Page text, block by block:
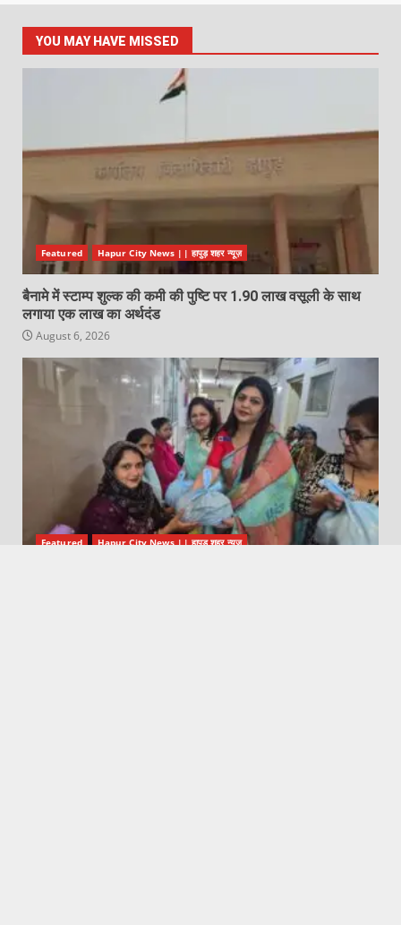
YOU MAY HAVE MISSED
Featured Hapur City News || हापुड़ शहर न्यूज़
बैनामे में स्टाम्प शुल्क की कमी की पुष्टि पर 1.90 लाख वसूली के साथ
लगाया एक लाख का अर्थदंड
August 6, 2026
Featured Hapur City News || हापुड़ शहर न्यूज़